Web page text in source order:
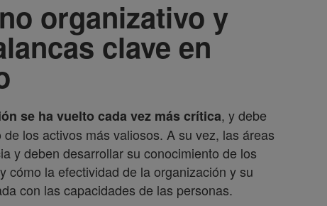
organizativo y
clave en
se ha vuelto cada vez más crítica, y debe
los activos más valiosos. A su vez, las áreas
y deben desarrollar su conocimiento de los
cómo la efectividad de la organización y su
con las capacidades de las personas.